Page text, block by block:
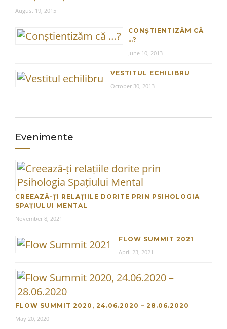
August 19, 2015
CONȘTIENTIZĂM CĂ
…?
June 10, 2013
VESTITUL ECHILIBRU
October 30, 2013
Evenimente
CREEAZĂ-ȚI RELAȚIILE DORITE PRIN PSIHOLOGIA
SPAȚIULUI MENTAL
November 8, 2021
FLOW SUMMIT 2021
April 23, 2021
FLOW SUMMIT 2020, 24.06.2020 – 28.06.2020
May 20, 2020